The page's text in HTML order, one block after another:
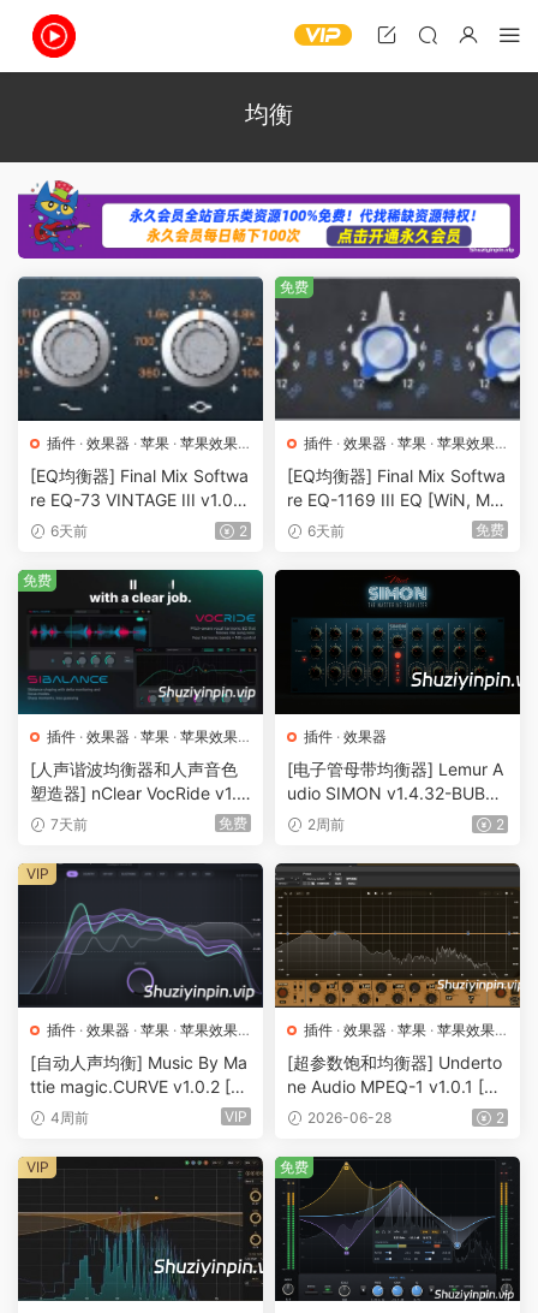
均衡
插件 · 效果器 · 苹果 · 苹果效果
器
[EQ均衡器] Final Mix Softwa
re EQ-73 VINTAGE III v1.0.0
[WiN, MacOSX] （16MB）
6天前 2
插件 · 效果器 · 苹果 · 苹果效果
器
[EQ均衡器] Final Mix Softwa
re EQ-1169 III EQ [WiN, Ma
cOSX]（44.94MB）
6天前 免费
免费
插件 · 效果器 · 苹果 · 苹果效果
器
[人声谐波均衡器和人声音色
塑造器] nClear VocRide v1.2.
1 VST3 CLAP AU LV2 [WiN,
B）
7天前 免费
免费
插件 · 效果器
[电子管母带均衡器] Lemur A
udio SIMON v1.4.32-BUBBi
X [WiN]（37MB）
2周前 2
插件 · 效果器 · 苹果 · 苹果效果
[自动人声均衡] Music By Ma
ttie magic.CURVE v1.0.2 [Wi
N, MacOSX]（5.67MB+11.3
4周前 VIP
VIP
插件 · 效果器 · 苹果 · 苹果效果
器
[超参数饱和均衡器] Underto
ne Audio MPEQ-1 v1.0.1 [Wi
N, MacOSX]（60MB+119M
2026-06-28 2
VIP 免费